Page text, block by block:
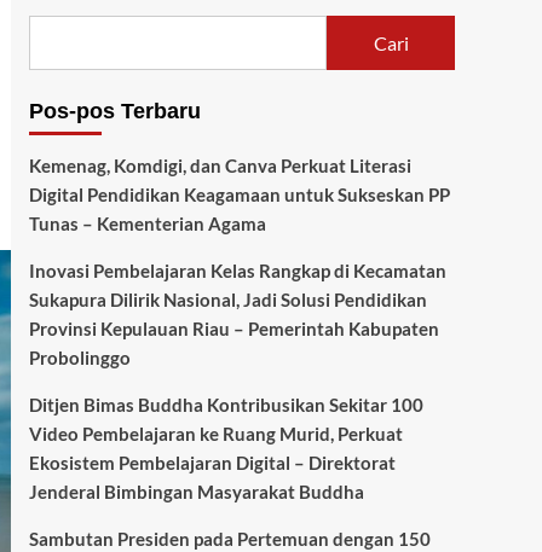
Cari
Pos-pos Terbaru
Kemenag, Komdigi, dan Canva Perkuat Literasi
Digital Pendidikan Keagamaan untuk Sukseskan PP
Tunas – Kementerian Agama
Inovasi Pembelajaran Kelas Rangkap di Kecamatan
Sukapura Dilirik Nasional, Jadi Solusi Pendidikan
Provinsi Kepulauan Riau – Pemerintah Kabupaten
Probolinggo
Ditjen Bimas Buddha Kontribusikan Sekitar 100
Video Pembelajaran ke Ruang Murid, Perkuat
Ekosistem Pembelajaran Digital – Direktorat
Jenderal Bimbingan Masyarakat Buddha
Sambutan Presiden pada Pertemuan dengan 150